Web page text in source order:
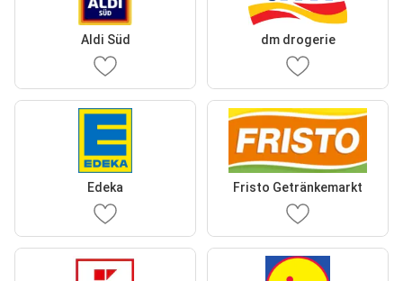
Aldi Süd dm drogerie
Edeka Fristo Getränkemarkt